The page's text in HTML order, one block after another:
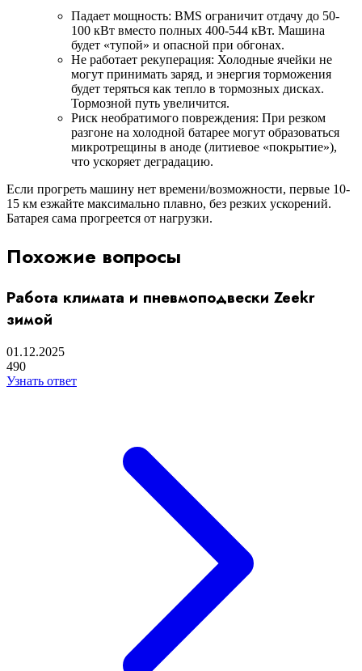
Падает мощность: BMS ограничит отдачу до 50-
100 кВт вместо полных 400-544 кВт. Машина
будет «тупой» и опасной при обгонах.
Не работает рекуперация: Холодные ячейки не
могут принимать заряд, и энергия торможения
будет теряться как тепло в тормозных дисках.
Тормозной путь увеличится.
Риск необратимого повреждения: При резком
разгоне на холодной батарее могут образоваться
микротрещины в аноде (литиевое «покрытие»),
что ускоряет деградацию.
Если прогреть машину нет времени/возможности, первые 10-
15 км езжайте максимально плавно, без резких ускорений.
Батарея сама прогреется от нагрузки.
Похожие вопросы
Работа климата и пневмоподвески Zeekr
зимой
01.12.2025
490
Узнать ответ